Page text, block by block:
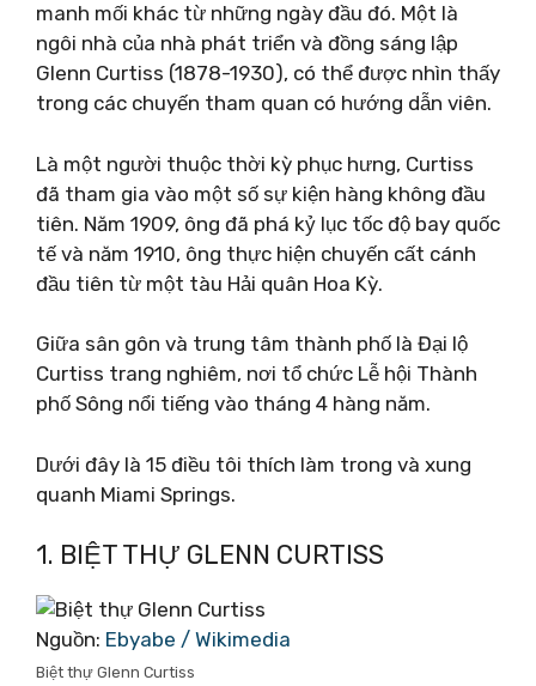
manh mối khác từ những ngày đầu đó. Một là
ngôi nhà của nhà phát triển và đồng sáng lập
Glenn Curtiss (1878-1930), có thể được nhìn thấy
trong các chuyến tham quan có hướng dẫn viên.
Là một người thuộc thời kỳ phục hưng, Curtiss
đã tham gia vào một số sự kiện hàng không đầu
tiên. Năm 1909, ông đã phá kỷ lục tốc độ bay quốc
tế và năm 1910, ông thực hiện chuyến cất cánh
đầu tiên từ một tàu Hải quân Hoa Kỳ.
Giữa sân gôn và trung tâm thành phố là Đại lộ
Curtiss trang nghiêm, nơi tổ chức Lễ hội Thành
phố Sông nổi tiếng vào tháng 4 hàng năm.
Dưới đây là 15 điều tôi thích làm trong và xung
quanh Miami Springs.
1. BIỆT THỰ GLENN CURTISS
Nguồn: Ebyabe / Wikimedia
Biệt thự Glenn Curtiss